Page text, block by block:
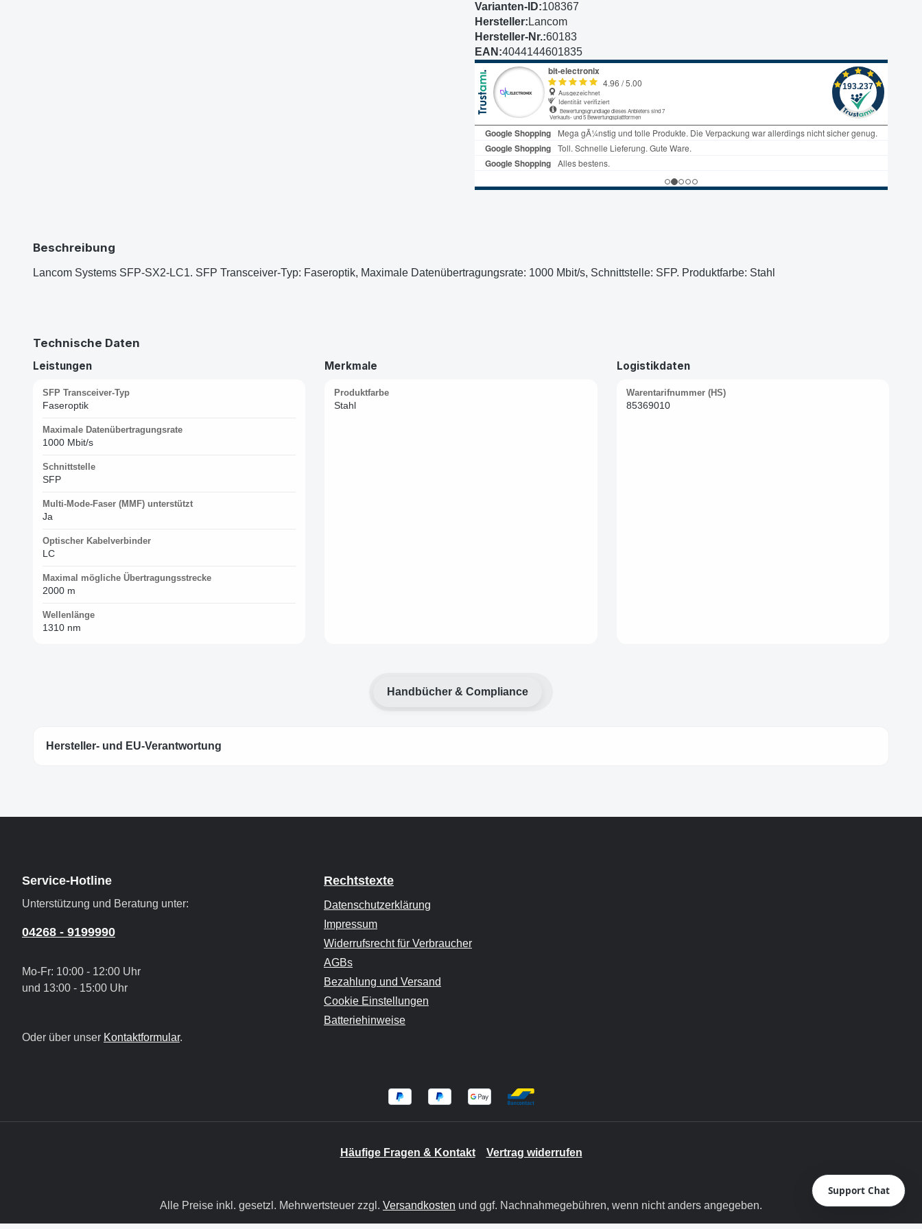
Varianten-ID:108367
Hersteller: Lancom
Hersteller-Nr.:60183
EAN:4044144601835
Beschreibung
Lancom Systems SFP-SX2-LC1. SFP Transceiver-Typ: Faseroptik, Maximale Datenübertragungsrate: 1000 Mbit/s, Schnittstelle: SFP. Produktfarbe: Stahl
Technische Daten
Leistungen
SFP Transceiver-Typ
Faseroptik
Maximale Datenübertragungsrate
1000 Mbit/s
Schnittstelle
SFP
Multi-Mode-Faser (MMF) unterstützt
Ja
Optischer Kabelverbinder
LC
Maximal mögliche Übertragungsstrecke
2000 m
Wellenlänge
1310 nm
Merkmale
Produktfarbe
Stahl
Logistikdaten
Warentarifnummer (HS)
85369010
Handbücher & Compliance
Hersteller- und EU-Verantwortung
Service-Hotline
Unterstützung und Beratung unter:
04268 - 9199990
Mo-Fr: 10:00 - 12:00 Uhr
und 13:00 - 15:00 Uhr
Oder über unser Kontaktformular.
Rechtstexte
Datenschutzerklärung
Impressum
Widerrufsrecht für Verbraucher
AGBs
Bezahlung und Versand
Cookie Einstellungen
Batteriehinweise
Häufige Fragen & Kontakt Vertrag widerrufen
Alle Preise inkl. gesetzl. Mehrwertsteuer zzgl. Versandkosten und ggf. Nachnahmegebühren, wenn nicht anders angegeben.
Support Chat